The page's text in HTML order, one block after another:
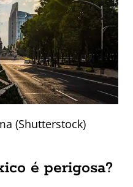
(Shutterstock)
é perigosa?